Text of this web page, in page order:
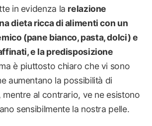
in evidenza la relazione
dieta ricca di alimenti con un
(pane bianco, pasta, dolci) e
e la predisposizione
è piuttosto chiaro che vi sono
aumentano la possibilità di
al contrario, ve ne esistono
sensibilmente la nostra pelle.